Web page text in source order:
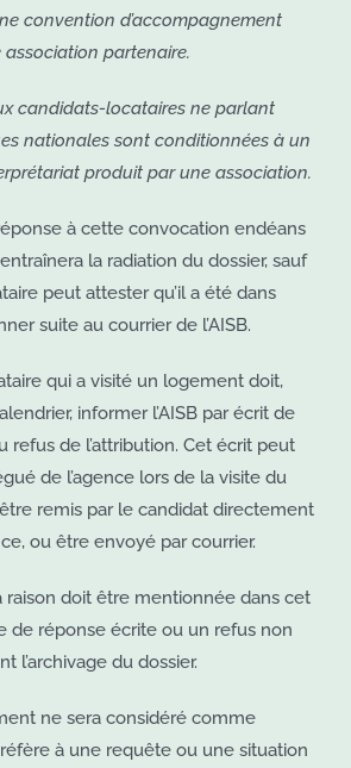
convention d’accompagnement
association partenaire.
candidats-locataires ne parlant
nationales sont conditionnées à un
produit par une association.
à cette convocation endéans
la radiation du dossier, sauf
peut attester qu’il a été dans
suite au courrier de l’AISB.
qui a visité un logement doit,
informer l’AISB par écrit de
refus de l’attribution. Cet écrit peut
de l’agence lors de la visite du
remis par le candidat directement
ou être envoyé par courrier.
raison doit être mentionnée dans cet
de réponse écrite ou un refus non
l’archivage du dossier.
ne sera considéré comme
à une requête ou une situation